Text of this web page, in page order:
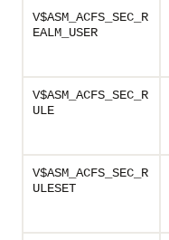
V$ASM_ACFS_SEC_R
EALM_USER
V$ASM_ACFS_SEC_R
ULE
V$ASM_ACFS_SEC_R
ULESET